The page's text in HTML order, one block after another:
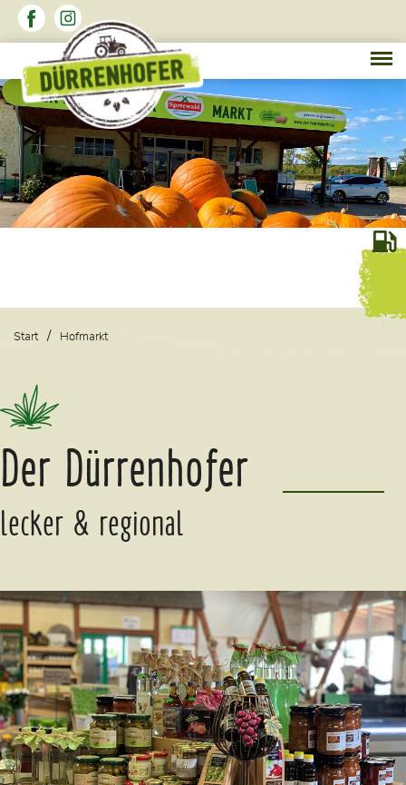
Start Hofmarkt
Der Dürrenhofer
lecker & regional